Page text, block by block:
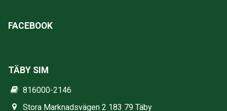
FACEBOOK
TÄBY SIM
816000-2146
Stora Marknadsvägen 2 183 79 Täby